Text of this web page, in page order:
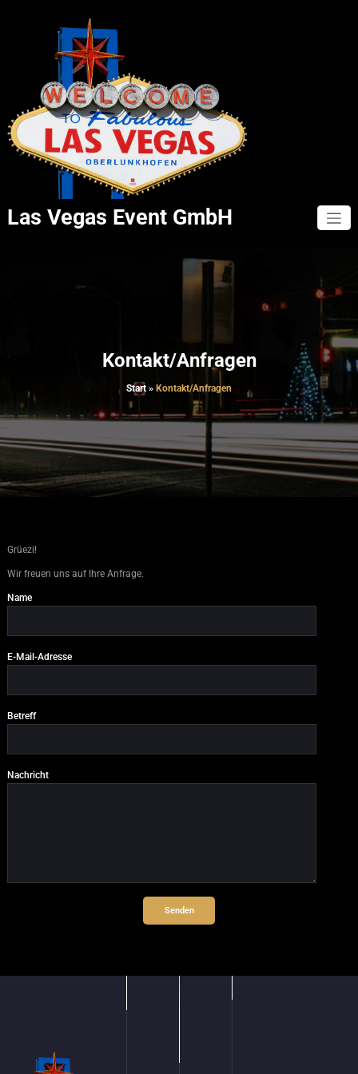
Las Vegas Event GmbH
Kontakt/Anfragen
Start » Kontakt/Anfragen
Grüezi!
Wir freuen uns auf Ihre Anfrage.
Name
E-Mail-Adresse
Betreff
Nachricht